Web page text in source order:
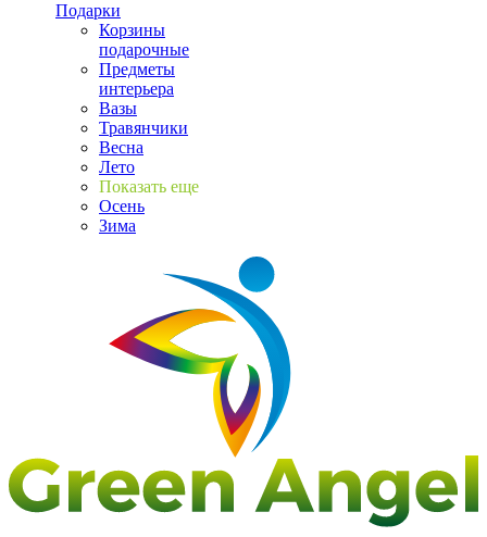
Подарки
Корзины
подарочные
Предметы
интерьера
Вазы
Травянчики
Весна
Лето
Показать еще
Осень
Зима